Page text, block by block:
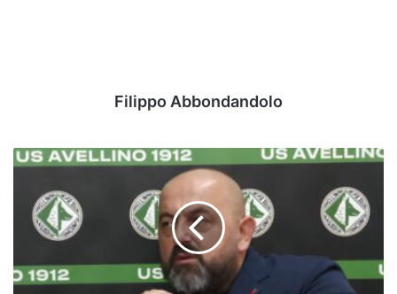
Filippo Abbondandolo
Avellino-
spuntano
condizioni
il
sì.